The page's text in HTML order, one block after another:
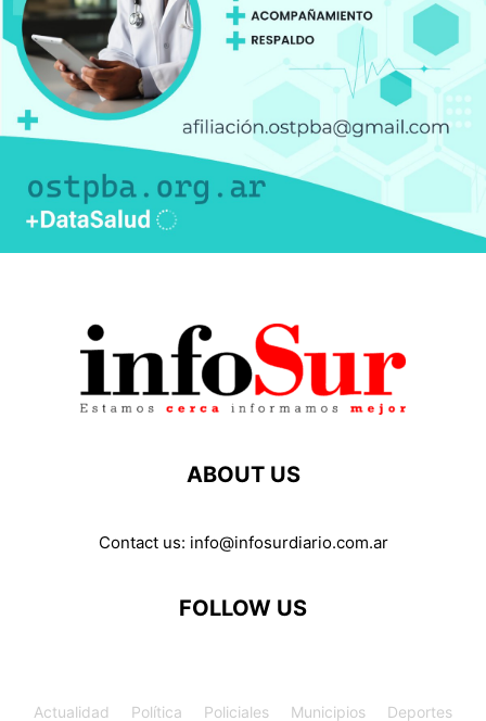
ABOUT US
Contact us: info@infosurdiario.com.ar
FOLLOW US
Actualidad Política Policiales Municipios Deportes